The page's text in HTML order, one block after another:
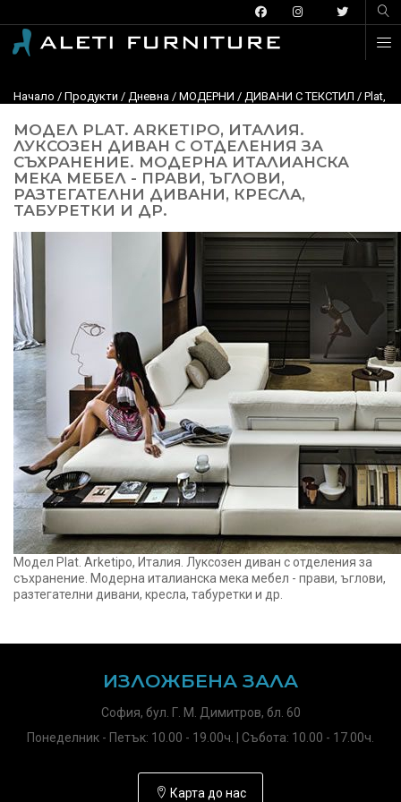
Начало / Продукти / Дневна / МОДЕРНИ / ДИВАНИ С ТЕКСТИЛ / Plat,
MОДЕЛ PLAT. ARKETIPO, ИТАЛИЯ.
ЛУКСОЗЕН ДИВАН С ОТДЕЛЕНИЯ ЗА
СЪХРАНЕНИЕ. МОДЕРНА ИТАЛИАНСКА
МЕКА МЕБЕЛ - ПРАВИ, ЪГЛОВИ,
РАЗТЕГАТЕЛНИ ДИВАНИ, КРЕСЛА,
ТАБУРЕТКИ И ДР.
Mодел Plat. Arketipo, Италия. Луксозен диван с отделения за
съхранение. Модерна италианска мека мебел - прави, ъглови,
разтегателни дивани, кресла, табуретки и др.
ИЗЛОЖБЕНА ЗАЛА
София, бул. Г. М. Димитров, бл. 60
Понеделник - Петък: 10.00 - 19.00ч. | Събота: 10.00 - 17.00ч.
Карта до нас